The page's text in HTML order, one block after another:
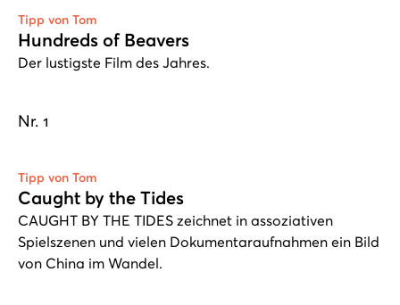
Tipp von Tom
Hundreds of Beavers
Der lustigste Film des Jahres.
Nr. 1
Tipp von Tom
Caught by the Tides
CAUGHT BY THE TIDES zeichnet in assoziativen
Spielszenen und vielen Dokumentaraufnahmen ein Bild
von China im Wandel.